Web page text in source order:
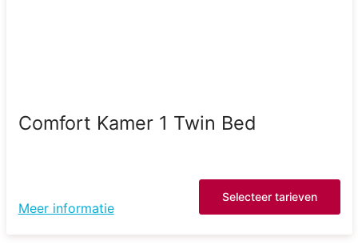
Comfort Kamer 1 Twin Bed
Meer informatie
Selecteer tarieven